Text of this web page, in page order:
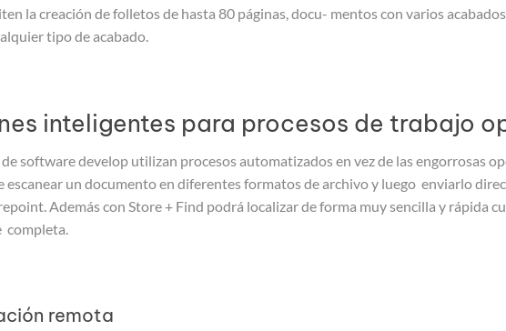
la creación de folletos de hasta 80 páginas, docu- mentos con varios
tipo de acabado.
inteligentes para procesos de trabajo
software develop utilizan procesos automatizados en vez de las engorrosas
escanear un documento en diferentes formatos de archivo y luego enviarlo
Además con Store + Find podrá localizar de forma muy sencilla y rápida
completa.
remota